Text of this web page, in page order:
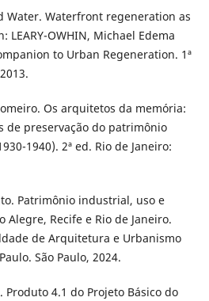
Water. Waterfront regeneration as
OWHIN, Michael Edema
to Urban Regeneration. 1ª
Os arquitetos da memória:
de preservação do patrimônio
1940). 2ª ed. Rio de Janeiro:
Patrimônio industrial, uso e
Alegre, Recife e Rio de Janeiro.
de Arquitetura e Urbanismo
São Paulo, 2024.
Produto 4.1 do Projeto Básico do